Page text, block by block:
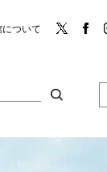
ついて